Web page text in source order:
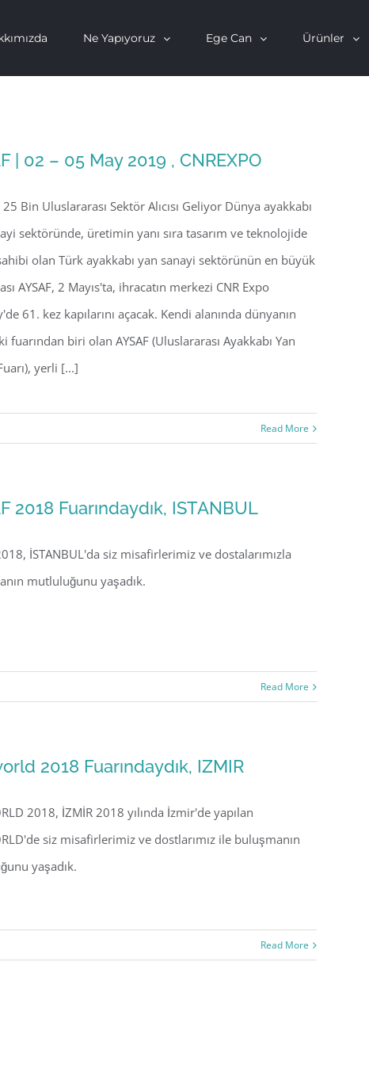
Ne Yapıyoruz Ege Can Ürünler
| 02 – 05 May 2019 , CNREXPO
25 Bin Uluslararası Sektör Alıcısı Geliyor Dünya ayakkabı
sektöründe, üretimin yanı sıra tasarım ve teknolojide
olan Türk ayakkabı yan sanayi sektörünün en büyük
AYSAF, 2 Mayıs'ta, ihracatın merkezi CNR Expo
61. kez kapılarını açacak. Kendi alanında dünyanın
fuarından biri olan AYSAF (Uluslararası Ayakkabı Yan
yerli [...]
Read More
2018 Fuarındaydık, ISTANBUL
İSTANBUL'da siz misafirlerimiz ve dostalarımızla
mutluluğunu yaşadık.
Read More
2018 Fuarındaydık, IZMIR
2018, İZMİR 2018 yılında İzmir'de yapılan
siz misafirlerimiz ve dostlarımız ile buluşmanın
yaşadık.
Read More